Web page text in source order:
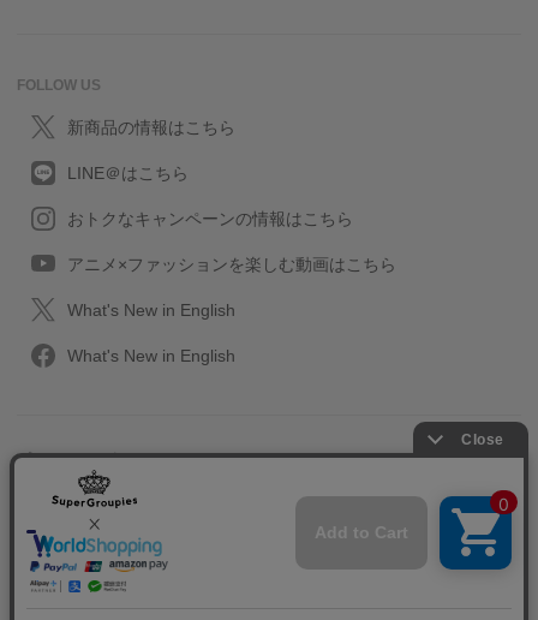
FOLLOW US
新商品の情報はこちら
LINE＠はこちら
おトクなキャンペーンの情報はこちら
アニメ×ファッションを楽しむ動画はこちら
What's New in English
What's New in English
プライバシーポリシー
特定取引に関する法律
会社情報/採用情報